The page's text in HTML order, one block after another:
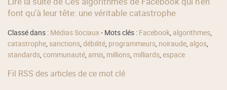
font qu'à leur tête: une véritable catastrophe
Classé dans : Médias Sociaux- Mots clés : Facebook, algorithmes,
catastrophe, sanctions,débilité, programmeurs, noiraude, algos,
standards,communauté, amis, millions, milliards,espace
Fil RSS des articles de ce mot clé